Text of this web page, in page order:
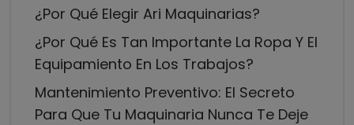
¿Por Qué Elegir Ari Maquinarias?
¿Por Qué Es Tan Importante La Ropa Y El
Equipamiento En Los Trabajos?
Mantenimiento Preventivo: El Secreto
Para Que Tu Maquinaria Nunca Te Deje